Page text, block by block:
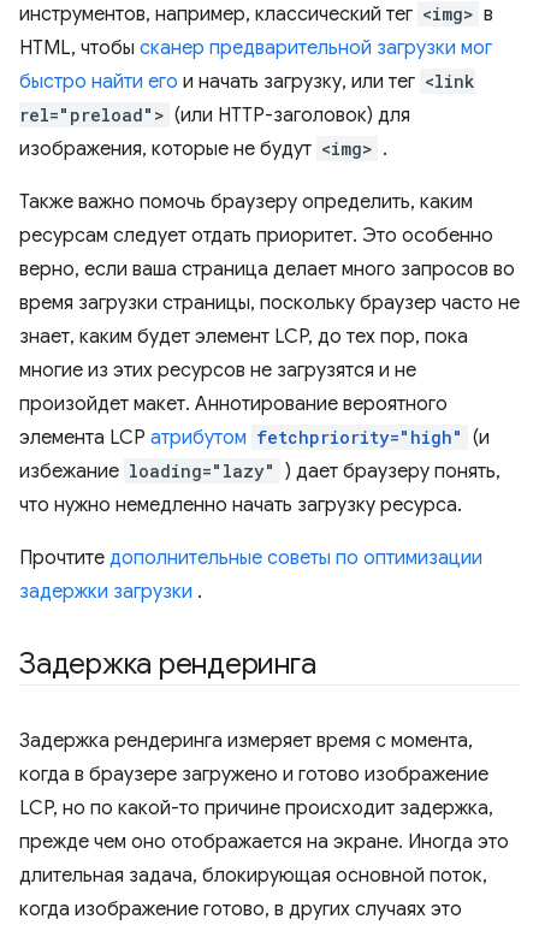
инструментов, например, классический тег <img> в
HTML, чтобы сканер предварительной загрузки мог
быстро найти его и начать загрузку, или тег <link
rel="preload"> (или HTTP-заголовок) для
изображения, которые не будут <img> .
Также важно помочь браузеру определить, каким
ресурсам следует отдать приоритет. Это особенно
верно, если ваша страница делает много запросов во
время загрузки страницы, поскольку браузер часто не
знает, каким будет элемент LCP, до тех пор, пока
многие из этих ресурсов не загрузятся и не
произойдет макет. Аннотирование вероятного
элемента LCP атрибутом fetchpriority="high" (и
избежание loading="lazy" ) дает браузеру понять,
что нужно немедленно начать загрузку ресурса.
Прочтите дополнительные советы по оптимизации
задержки загрузки .
Задержка рендеринга
Задержка рендеринга измеряет время с момента,
когда в браузере загружено и готово изображение
LCP, но по какой-то причине происходит задержка,
прежде чем оно отображается на экране. Иногда это
длительная задача, блокирующая основной поток,
когда изображение готово, в других случаях это